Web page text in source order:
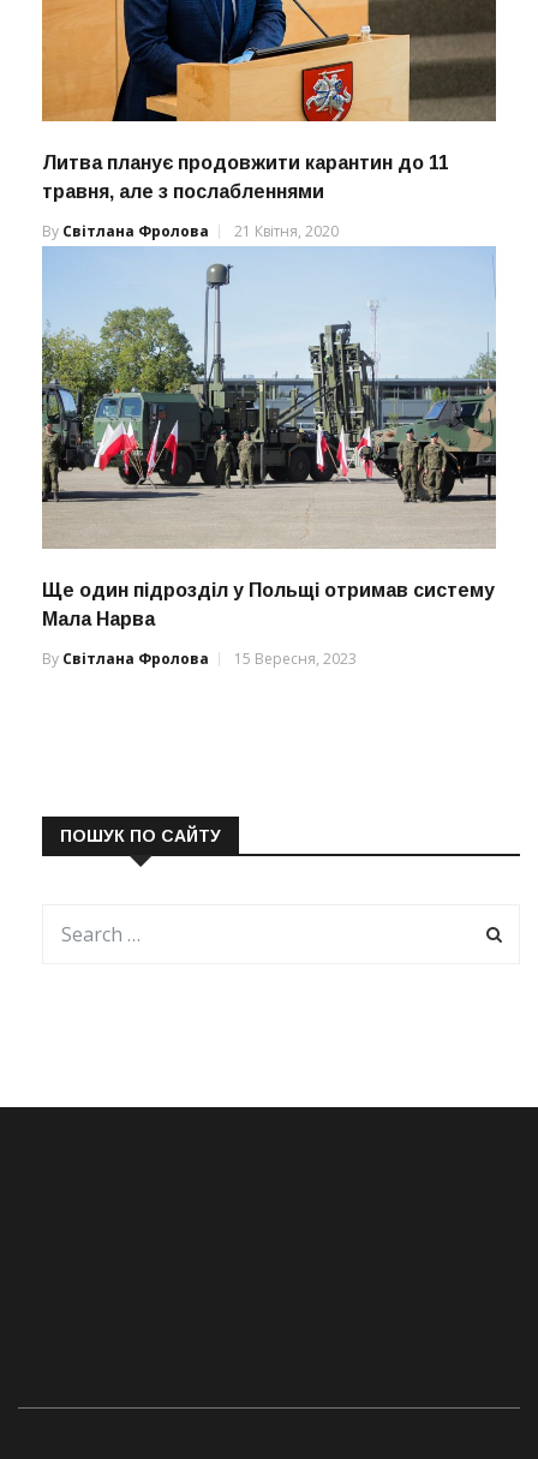
Литва планує продовжити карантин до 11
травня, але з послабленнями
By Світлана Фролова 21 Квітня, 2020
Ще один підрозділ у Польщі отримав систему
Мала Нарва
By Світлана Фролова 15 Вересня, 2023
ПОШУК ПО САЙТУ